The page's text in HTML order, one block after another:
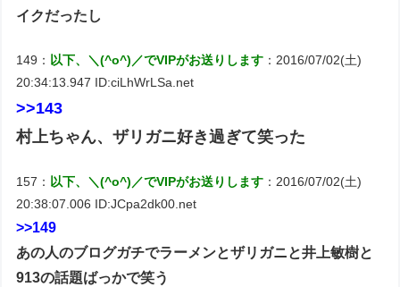
イクだったし
149： 以下、＼(^o^)／でVIPがお送りします ：2016/07/02(土)
20:34:13.947 ID:ciLhWrLSa.net
>>143
村上ちゃん、ザリガニ好き過ぎて笑った
157： 以下、＼(^o^)／でVIPがお送りします ：2016/07/02(土)
20:38:07.006 ID:JCpa2dk00.net
>>149
あの人のブログガチでラーメンとザリガニと井上敏樹と
913の話題ばっかで笑う